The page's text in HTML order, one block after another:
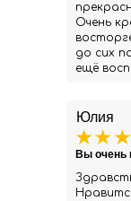
Юлия
Вы очень
Очень
до сих
ещё